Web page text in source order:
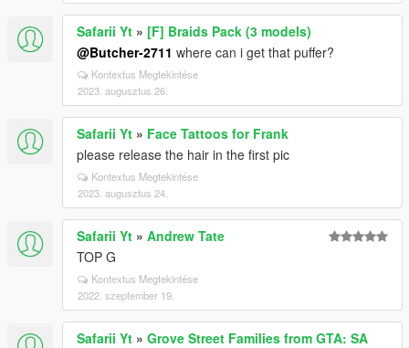
Safarii Yt » [F] Braids Pack (3 models)
@Butcher-2711 where can i get that puffer?
Kontextus Megtekintése
2023. augusztus 26.
Safarii Yt » Face Tattoos for Frank
please release the hair in the first pic
Kontextus Megtekintése
2023. augusztus 24.
Safarii Yt » Andrew Tate
TOP G
Kontextus Megtekintése
2022. szeptember 19.
Safarii Yt » Grove Street Families from GTA: SA